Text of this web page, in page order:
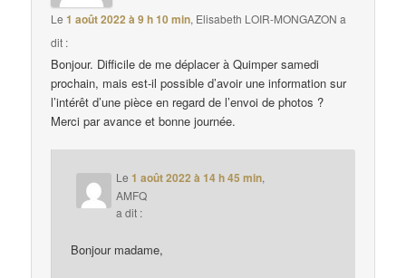
Le1 août 2022 à 9 h 10 min, Elisabeth LOIR-MONGAZON a
dit :
Bonjour. Difficile de me déplacer à Quimper samedi
prochain, mais est-il possible d’avoir une information sur
l’intérêt d’une pièce en regard de l’envoi de photos ?
Merci par avance et bonne journée.
Le1 août 2022 à 14 h 45 min,
AMFQ
a dit :
Bonjour madame,